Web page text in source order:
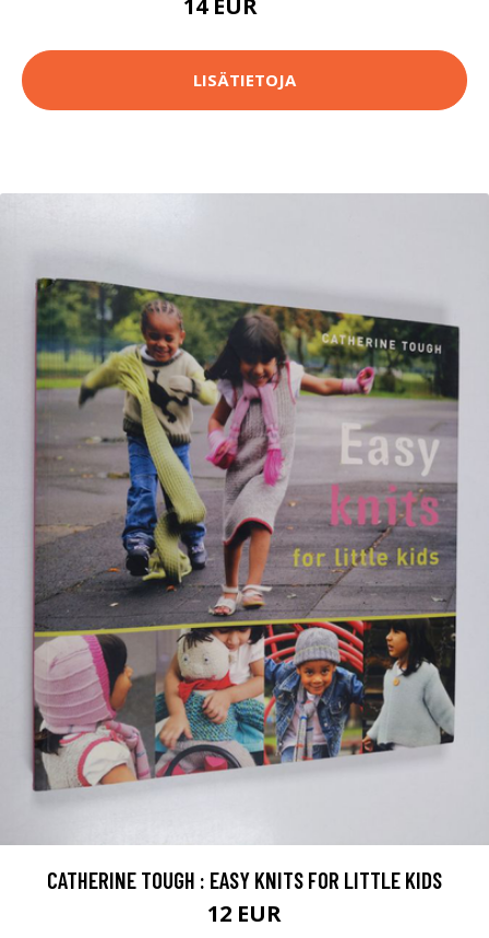
LISÄTIETOJA
CATHERINE TOUGH : EASY KNITS FOR LITTLE KIDS
12 EUR